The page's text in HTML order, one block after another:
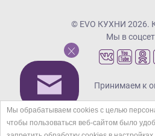
© EVO КУХНИ 2026.
Мы в
Принимаем к
Кредиты и
Мы обрабатываем cookies с целью
чтобы пользоваться веб-сайтом было